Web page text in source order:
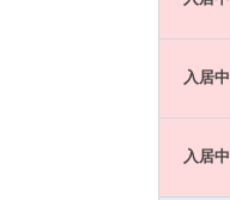
入居中
入居中